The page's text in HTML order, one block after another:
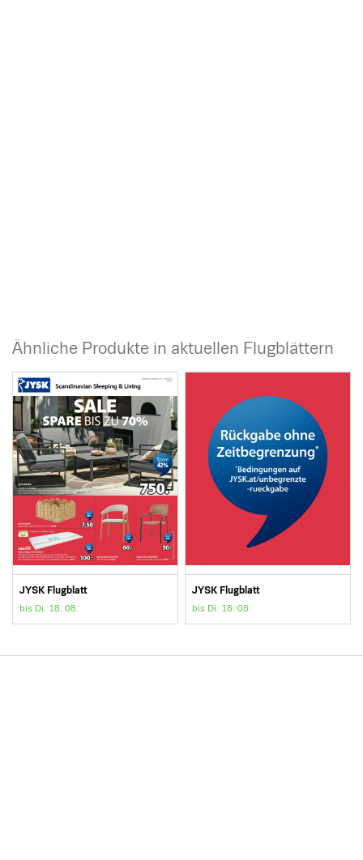
Ähnliche Produkte in aktuellen Flugblättern
JYSK Flugblatt
bis Di. 18. 08.
JYSK Flugblatt
bis Di. 18. 08.